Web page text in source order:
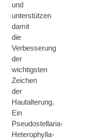
und
unterstützen
damit
die
Verbesserung
der
wichtigsten
Zeichen
der
Hautalterung.
Ein
Pseudostellaria-
Heterophylla-